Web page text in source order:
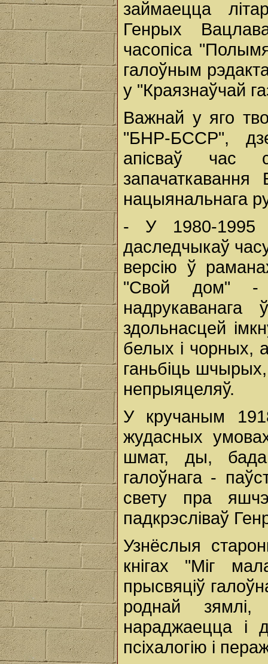
займаецца
Генрых
часопіса
галоўным
у "Краязнаўчай
Важнай у яго
"БНР-БССР",
апісваў час
запачаткавання
нацыянальнага
- У 1980-1995
даследчыкаў
версію ў
"Свой дом" -
здольнасцей
белых і чорных,
ганьбіць
непрыяцеляў.
У кручаным
жудасных
шмат, ды,
галоўнага -
свету пра
падкрэсліваў
Узнёслыя
кнігах "Міг
прысвяціў
роднай
нараджаецца і
псіхалогію і